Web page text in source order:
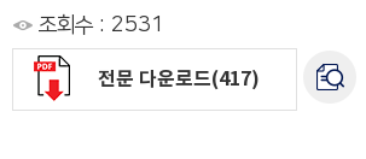
조회수 : 2531
전문 다운로드(417)